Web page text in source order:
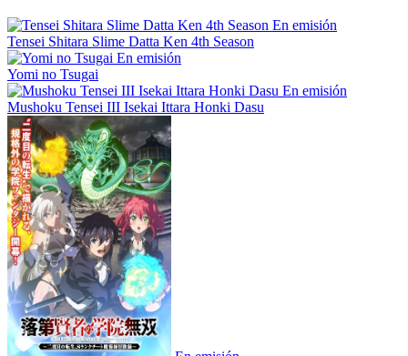
En emisión
Tensei Shitara Slime Datta Ken 4th Season
En emisión
Yomi no Tsugai
En emisión
Mushoku Tensei III Isekai Ittara Honki Dasu